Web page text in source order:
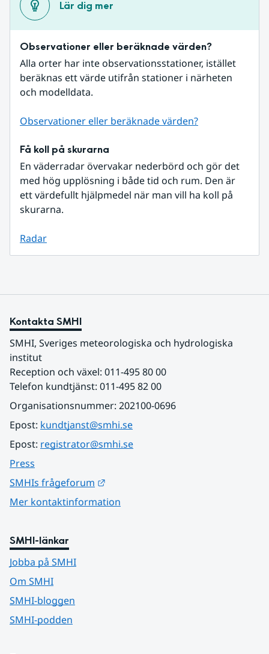
Lär dig mer
Observationer eller beräknade värden?
Alla orter har inte observationsstationer, istället
beräknas ett värde utifrån stationer i närheten
och modelldata.
Observationer eller beräknade värden?
Få koll på skurarna
En väderradar övervakar nederbörd och gör det
med hög upplösning i både tid och rum. Den är
ett värdefullt hjälpmedel när man vill ha koll på
skurarna.
Radar
Kontakta SMHI
SMHI, Sveriges meteorologiska och hydrologiska
institut
Reception och växel: 011-495 80 00
Telefon kundtjänst: 011-495 82 00
Organisationsnummer: 202100-0696
Epost: kundtjanst@smhi.se
Epost: registrator@smhi.se
Press
SMHIs frågeforum
Mer kontaktinformation
SMHI-länkar
Jobba på SMHI
Om SMHI
SMHI-bloggen
SMHI-podden